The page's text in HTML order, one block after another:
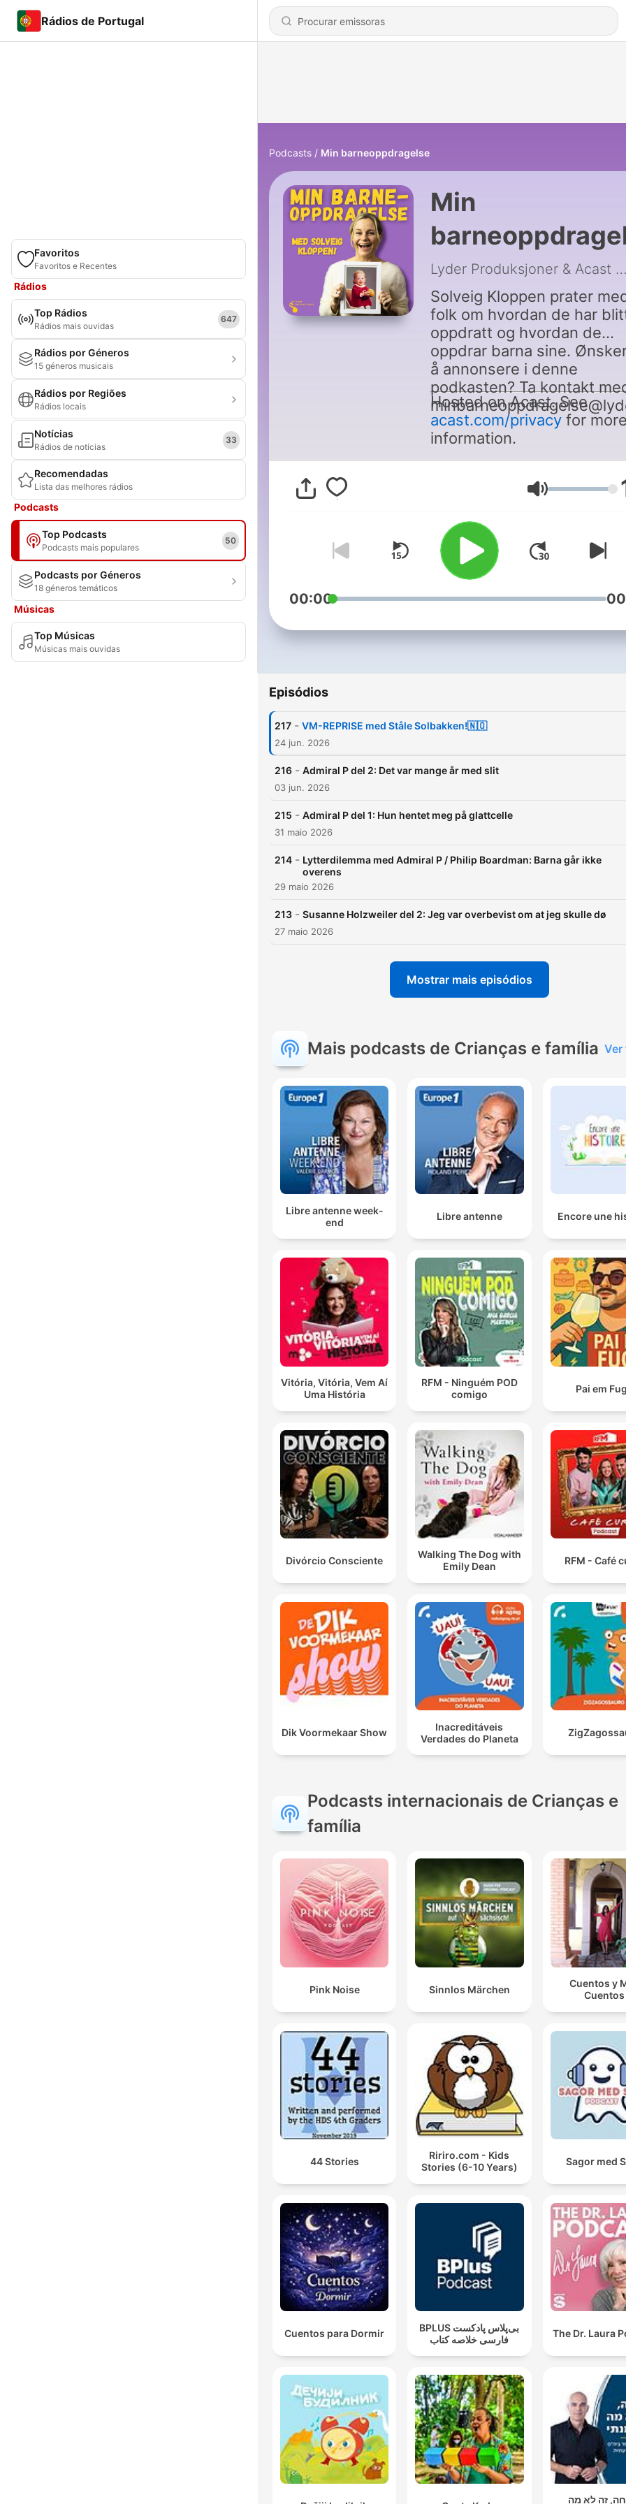
Rádios de Portugal
Favoritos
Favoritos e Recentes
Rádios
Top Rádios
Rádios mais ouvidas
647
Rádios por Géneros
15 géneros musicais
Rádios por Regiões
Rádios locais
Notícias
Rádios de notícias
33
Recomendadas
Lista das melhores rádios
Podcasts
Top Podcasts
Podcasts mais populares
50
Podcasts por Géneros
18 géneros temáticos
Músicas
Top Músicas
Músicas mais ouvidas
Podcasts Min barneoppdragelse
Min
Lyder Produksjoner & Acast |
Solveig Kloppen prater
folk om hvordan de har
oppdratt og hvordan de
oppdrar barna sine.
å annonsere i denne
podkasten? Ta kontakt
Hosted on Acast. See
acast.com/privacyfor
information.
Volume
00:00
Episódios
217 - VM-REPRISE med Ståle Solbakken!🇳🇴
24 jun. 2026
216 - Admiral P del 2: Det var mange år med slit
03 jun. 2026
215 - Admiral P del 1: Hun hentet meg på glattcelle
31 maio 2026
214 - Lytterdilemma med Admiral P / Philip Boardman: Barna går ikke
overens
29 maio 2026
213 - Susanne Holzweiler del 2: Jeg var overbevist om at jeg skulle dø
27 maio 2026
Mostrar mais episódios
Mais podcasts de Crianças e família Ver
Libre antenne week-
end
Libre antenne Encore une
Vitória, Vitória, Vem Aí
Uma História
RFM - Ninguém POD
comigo
Pai em
Divórcio Consciente
Walking The Dog with
Emily Dean
RFM - Café
Dik Voormekaar Show
Inacreditáveis
Verdades do Planeta
Podcasts internacionais de Crianças e
família
Pink Noise Sinnlos Märchen
Cuentos y
Cuentos
44 Stories
Ririro.com - Kids
Stories (6-10 Years)
Sagor med
Cuentos para Dormir
‌BPLUS بی‌پلاس پادکست
فارسی خلاصه کتاب
The Dr. Laura
זה לא מה